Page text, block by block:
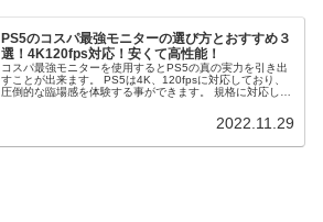
PS5のコスパ最強モニターの選び方とおすすめ３
選！4K120fps対応！安くて高性能！
コスパ最強モニターを使用するとPS5の真の実力を引き出
すことが出来ます。 PS5は4K、120fpsに対応しており、
圧倒的な臨場感を体験する事ができます。 規格に対応して
ことができます。 そこで、PS5のコスパ最強モニターの選
2022.11.29